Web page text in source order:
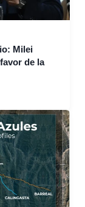
Milei
de la